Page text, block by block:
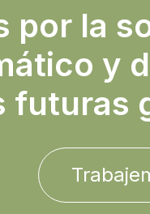
por la
y
futuras